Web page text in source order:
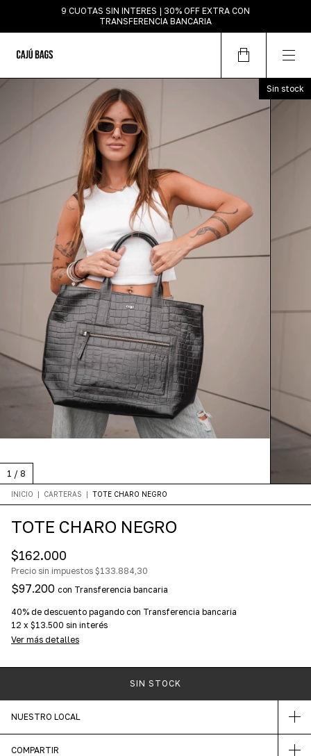
9 CUOTAS SIN INTERES | 30% OFF EXTRA CON
TRANSFERENCIA BANCARIA
Sin stock
1 / 8
INICIO | CARTERAS | TOTE CHARO NEGRO
TOTE CHARO NEGRO
$162.000
Precio sin impuestos $133.884,30
$97.200 con Transferencia bancaria
40% de descuento pagando con Transferencia bancaria
12 x $13.500 sin interés
Ver más detalles
NUESTRO LOCAL
COMPARTIR